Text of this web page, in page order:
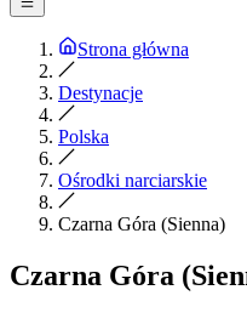
Strona główna
Destynacje
Polska
Ośrodki narciarskie
Czarna Góra (Sienna)
Czarna Góra